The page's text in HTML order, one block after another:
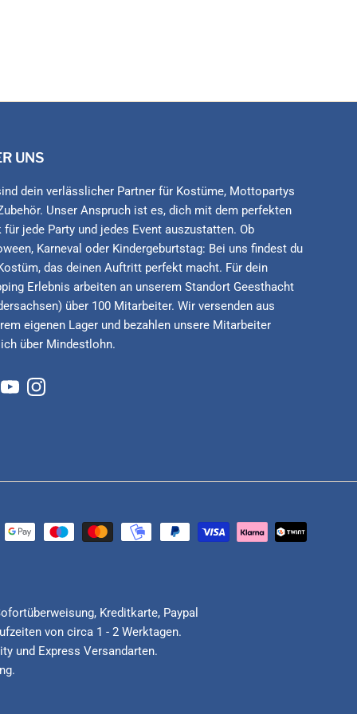
UNS
dein verlässlicher Partner für Kostüme, Mottopartys
Unser Anspruch ist es, dich mit dem perfekten
für jede Party und jedes Event auszustatten. Ob
Karneval oder Kindergeburtstag: Bei uns findest du
das deinen Auftritt perfekt macht. Für dein
Erlebnis arbeiten an unserem Standort Geesthacht
über 100 Mitarbeiter. Wir versenden aus
eigenen Lager und bezahlen unsere Mitarbeiter
über Mindestlohn.
YouTubeInstagram
Kreditkarte, Paypal
von circa 1 - 2 Werktagen.
und Express Versandarten.